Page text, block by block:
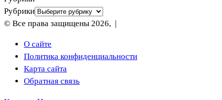
Рубрики
© Все права защищены 2026, |
О сайте
Политика конфиденциальности
Карта сайта
Обратная связь